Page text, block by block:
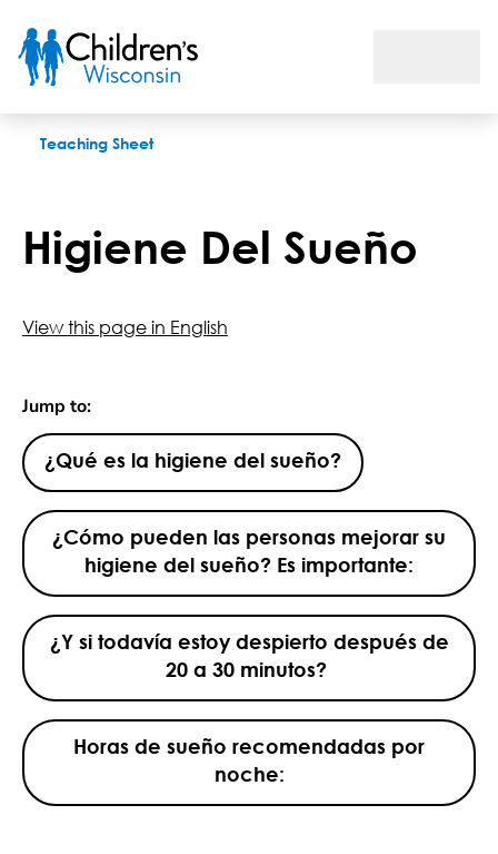
Teaching Sheet
Higiene Del Sueño
View this page in English
Jump to:
¿Qué es la higiene del sueño?
¿Cómo pueden las personas mejorar su
higiene del sueño? Es importante:
¿Y si todavía estoy despierto después de
20 a 30 minutos?
Horas de sueño recomendadas por
noche: